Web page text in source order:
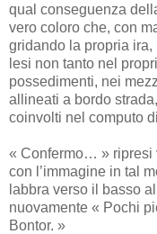
qual conseguenza
vero coloro che, con
gridando la propria ira,
lesi non tanto nel
possedimenti, nei
allineati a bordo
coinvolti nel computo
« Confermo… » ripresi
con l’immagine in tal
labbra verso il basso
nuovamente « Pochi
Bontor. »